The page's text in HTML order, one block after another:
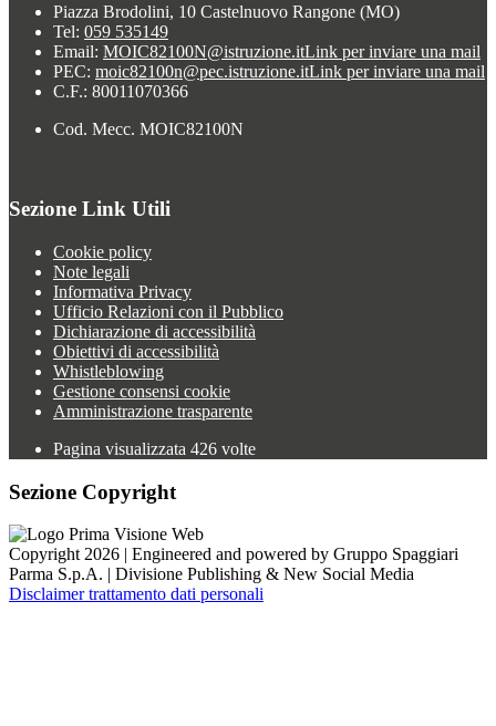
Piazza Brodolini, 10 Castelnuovo Rangone (MO)
Tel: 059 535149
Email: MOIC82100N@istruzione.itLink per inviare una mail
PEC: moic82100n@pec.istruzione.itLink per inviare una mail
C.F.: 80011070366
Cod. Mecc. MOIC82100N
Sezione Link Utili
Cookie policy
Note legali
Informativa Privacy
Ufficio Relazioni con il Pubblico
Dichiarazione di accessibilità
Obiettivi di accessibilità
Whistleblowing
Gestione consensi cookie
Amministrazione trasparente
Pagina visualizzata 426 volte
Sezione Copyright
Copyright 2026 | Engineered and powered by Gruppo Spaggiari
Parma S.p.A. | Divisione Publishing & New Social Media
Disclaimer trattamento dati personali